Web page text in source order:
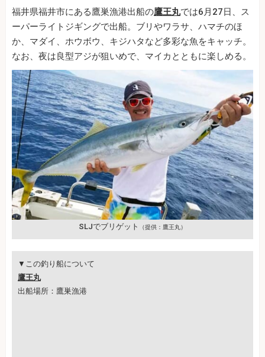
福井県福井市にある鷹巣漁港出船の鷹王丸では6月27日、ス
ーパーライトジギングで出船。ブリやワラサ、ハマチのほ
か、マダイ、ホウボウ、キジハタなど多彩な魚をキャッチ。
なお、夜は良型アジが狙いめで、マイカとともに楽しめる。
SLJでブリゲット （提供：鷹王丸）
▼この釣り船について
鷹王丸
出船場所：鷹巣漁港